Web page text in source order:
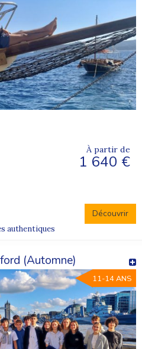
À partir de
1 640 €
Découvrir
authentiques
(Automne)
11-14 ANS